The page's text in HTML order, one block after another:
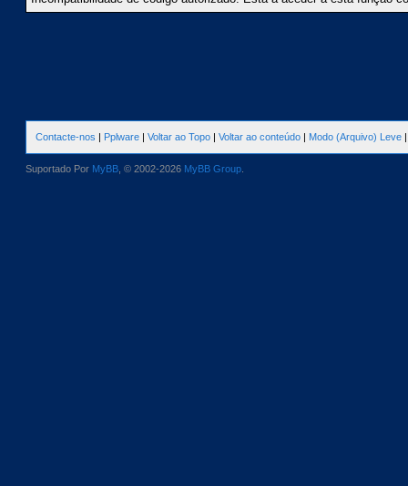
Contacte-nos | Pplware | Voltar ao Topo | Voltar ao conteúdo | Modo (Arquivo) Leve
Suportado Por MyBB , © 2002-2026 MyBB Group